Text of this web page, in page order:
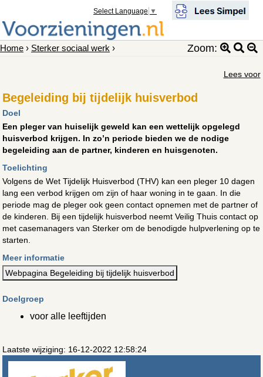
Select Language ▼
Home › Sterker sociaal werk › Zoom:
Lees voor
Begeleiding bij tijdelijk huisverbod
Doel
Een pleger van huiselijk geweld kan een wettelijk opgelegd
huisverbod krijgen. In zo’n periode bieden we de nodige
begeleiding aan de partner, kinderen en huisgenoten.
Toelichting
Volgens de Wet Tijdelijk Huisverbod (THV) kan een pleger 10 dagen
lang een verbod krijgen om zijn of haar woning in te gaan. In die
periode mag de pleger ook geen contact opnemen met de partner of
de kinderen. Bij een tijdelijk huisverbod neemt Veilig Thuis contact op
met casemanagers van Sterker om de benodigde hulpverlening op te
starten.
Meer informatie
Webpagina Begeleiding bij tijdelijk huisverbod
Doelgroep
voor alle leeftijden
Laatste wijziging: 16-12-2022 12:58:24